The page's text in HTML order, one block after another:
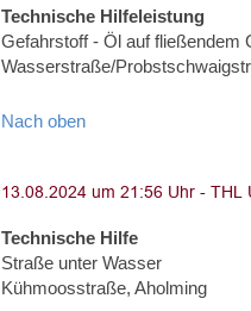
Technische Hilfeleistung
Gefahrstoff - Öl auf fließendem
Wasserstraße/
Nach oben
Technische Hilfe
Straße unter Wasser
Kühmoosstraße, Aholming